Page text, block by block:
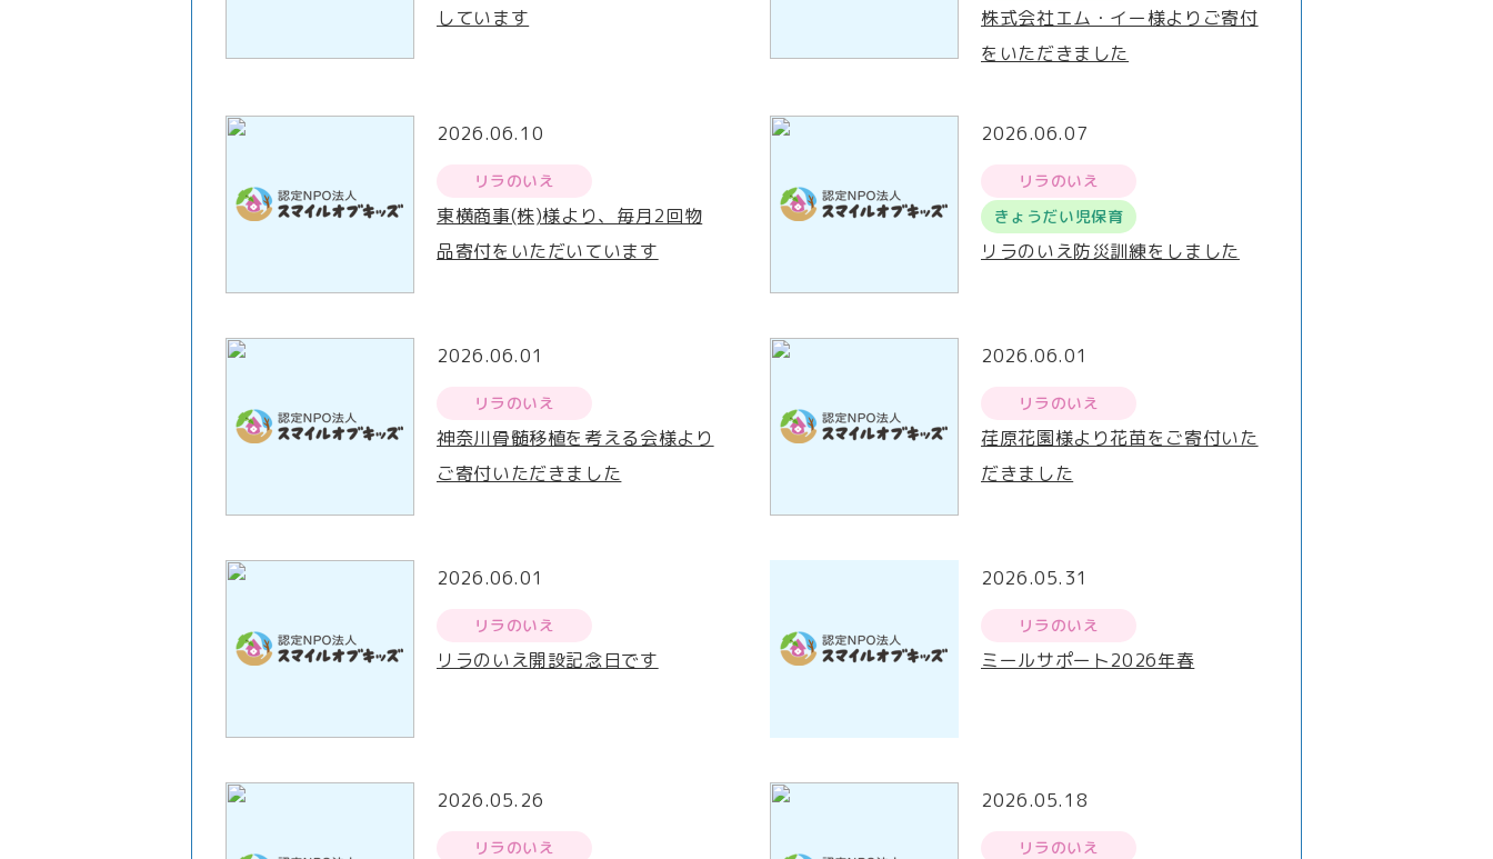
しています
株式会社エム・イー様よりご寄付
をいただきました
2026.06.10
リラのいえ
東横商事(株)様より、毎月2回物
品寄付をいただいています
2026.06.07
リラのいえ
きょうだい児保育
リラのいえ防災訓練をしました
2026.06.01
リラのいえ
神奈川骨髄移植を考える会様より
ご寄付いただきました
2026.06.01
リラのいえ
荏原花園様より花苗をご寄付いた
だきました
2026.06.01
リラのいえ
リラのいえ開設記念日です
2026.05.31
リラのいえ
ミールサポート2026年春
2026.05.26
リラのいえ
2026.05.18
リラのいえ